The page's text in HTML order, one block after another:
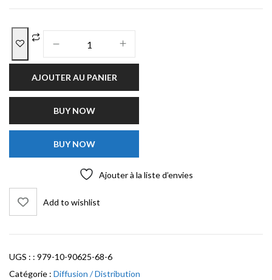
AJOUTER AU PANIER
BUY NOW
BUY NOW
Ajouter à la liste d’envies
Add to wishlist
UGS : : 979-10-90625-68-6
Catégorie : Diffusion / Distribution